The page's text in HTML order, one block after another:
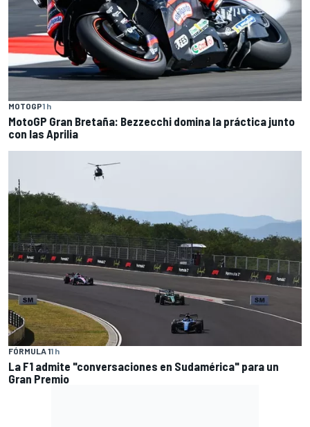
MOTOGP1 h
MotoGP Gran Bretaña: Bezzecchi domina la práctica junto
con las Aprilia
FÓRMULA 11 h
La F1 admite "conversaciones en Sudamérica" para un
Gran Premio